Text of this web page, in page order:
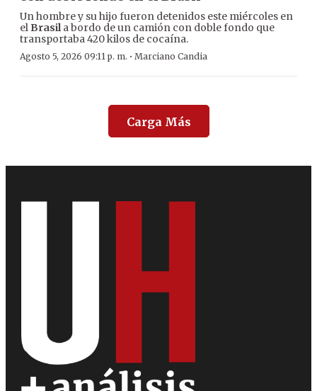
Un hombre y su hijo fueron detenidos este miércoles en
el Brasila bordo de un camión con doble fondo que
transportaba 420 kilos de cocaína.
Agosto 5, 2026 09:11 p. m. · Marciano Candia
Carga Más